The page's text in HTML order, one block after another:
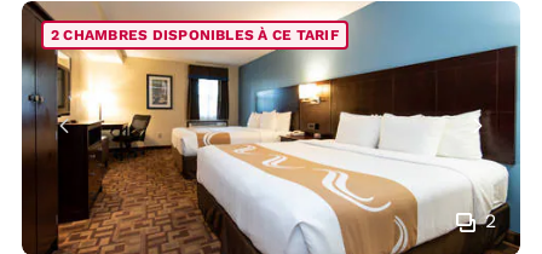
2
2 CHAMBRES DISPONIBLES À CE TARIF